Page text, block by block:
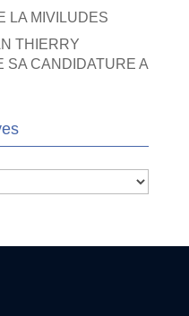
LA MIVILUDES
THIERRY
SA CANDIDATURE A